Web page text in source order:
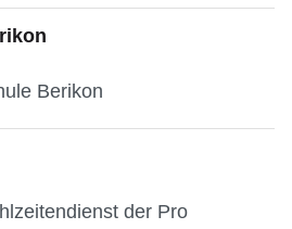
Berikon
der Pro